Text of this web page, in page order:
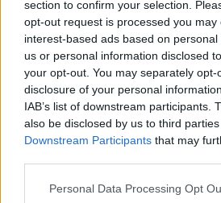
section to confirm your selection.
opt-out request is processed you may
interest-based ads based on
us or personal information disclosed
your opt-out. You may separately
disclosure of your personal
IAB’s list of downstream participants.
also be disclosed by us to third
Downstream Participants that may
Personal Data Processing Opt
Restes e il terzino Methalie, che
attenzioni. Il suo approccio e il lavoro
piacciono molto a RedBird, motivo
rappresentare un'idea e uno
sportivo del Milan. Tuttavia,
della stagione sportiva per capire in
intenderà muoversi.
Fonte: gianlucadimarzio.com